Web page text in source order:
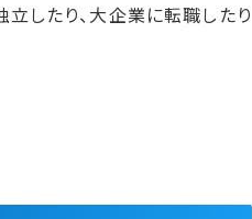
したり、大企業に転職したり